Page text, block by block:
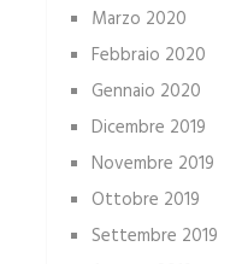
Marzo 2020
Febbraio 2020
Gennaio 2020
Dicembre 2019
Novembre 2019
Ottobre 2019
Settembre 2019